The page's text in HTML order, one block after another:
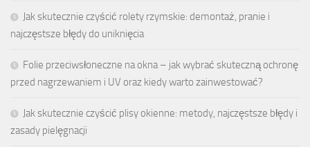
Jak skutecznie czyścić rolety rzymskie: demontaż, pranie i
najczęstsze błędy do uniknięcia
Folie przeciwsłoneczne na okna – jak wybrać skuteczną ochronę
przed nagrzewaniem i UV oraz kiedy warto zainwestować?
Jak skutecznie czyścić plisy okienne: metody, najczęstsze błędy i
zasady pielęgnacji